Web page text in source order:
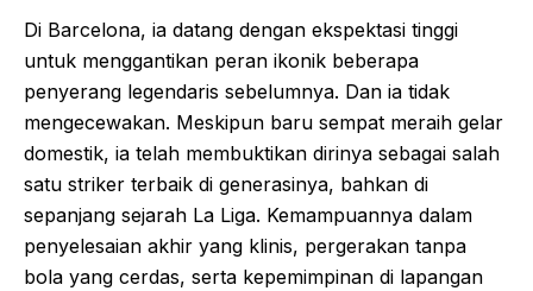
Di Barcelona, ia datang dengan ekspektasi tinggi
untuk menggantikan peran ikonik beberapa
penyerang legendaris sebelumnya. Dan ia tidak
mengecewakan. Meskipun baru sempat meraih gelar
domestik, ia telah membuktikan dirinya sebagai salah
satu striker terbaik di generasinya, bahkan di
sepanjang sejarah La Liga. Kemampuannya dalam
penyelesaian akhir yang klinis, pergerakan tanpa
bola yang cerdas, serta kepemimpinan di lapangan